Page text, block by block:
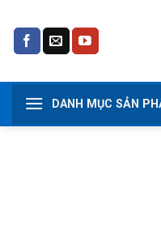
qua
nội
DANH MỤC SẢN